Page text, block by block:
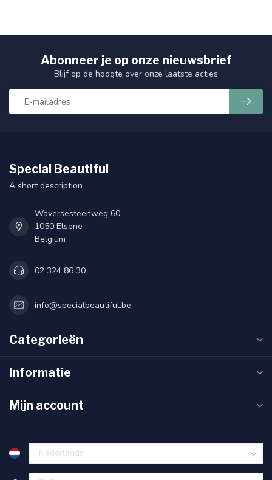
Abonneer je op onze nieuwsbrief
Blijf op de hoogte over onze laatste acties
Special Beautiful
A short description
Waversesteenweg 60
1050 Elsene
Belgium
02 324 86 30
info@specialbeautiful.be
Categorieën
Informatie
Mijn account